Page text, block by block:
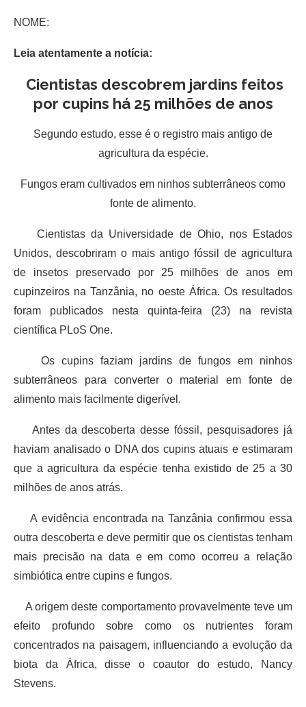
NOME:
Leia atentamente a notícia:
Cientistas descobrem jardins feitos
por cupins há 25 milhões de anos
Segundo estudo, esse é o registro mais antigo de
agricultura da espécie.
Fungos eram cultivados em ninhos subterrâneos como
fonte de alimento.
Cientistas da Universidade de Ohio, nos Estados
Unidos, descobriram o mais antigo fóssil de agricultura
de insetos preservado por 25 milhões de anos em
cupinzeiros na Tanzânia, no oeste África. Os resultados
foram publicados nesta quinta-feira (23) na revista
científica PLoS One.
Os cupins faziam jardins de fungos em ninhos
subterrâneos para converter o material em fonte de
alimento mais facilmente digerível.
Antes da descoberta desse fóssil, pesquisadores já
haviam analisado o DNA dos cupins atuais e estimaram
que a agricultura da espécie tenha existido de 25 a 30
milhões de anos atrás.
A evidência encontrada na Tanzânia confirmou essa
outra descoberta e deve permitir que os cientistas tenham
mais precisão na data e em como ocorreu a relação
simbiótica entre cupins e fungos.
A origem deste comportamento provavelmente teve um
efeito profundo sobre como os nutrientes foram
concentrados na paisagem, influenciando a evolução da
biota da África, disse o coautor do estudo, Nancy
Stevens.